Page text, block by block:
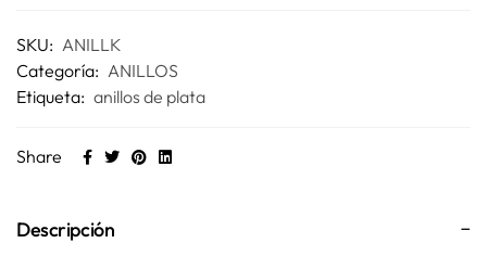
SKU: ANILLK
Categoría: ANILLOS
Etiqueta: anillos de plata
Share
Descripción